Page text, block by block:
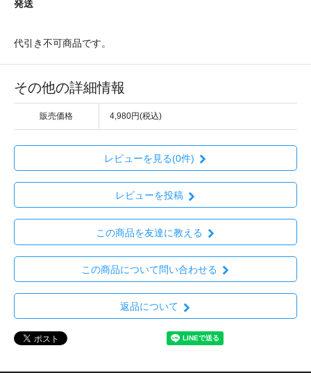
発送
代引き不可商品です。
その他の詳細情報
販売価格 4,980円(税込)
レビューを見る(0件)
レビューを投稿
この商品を友達に教える
この商品について問い合わせる
返品について